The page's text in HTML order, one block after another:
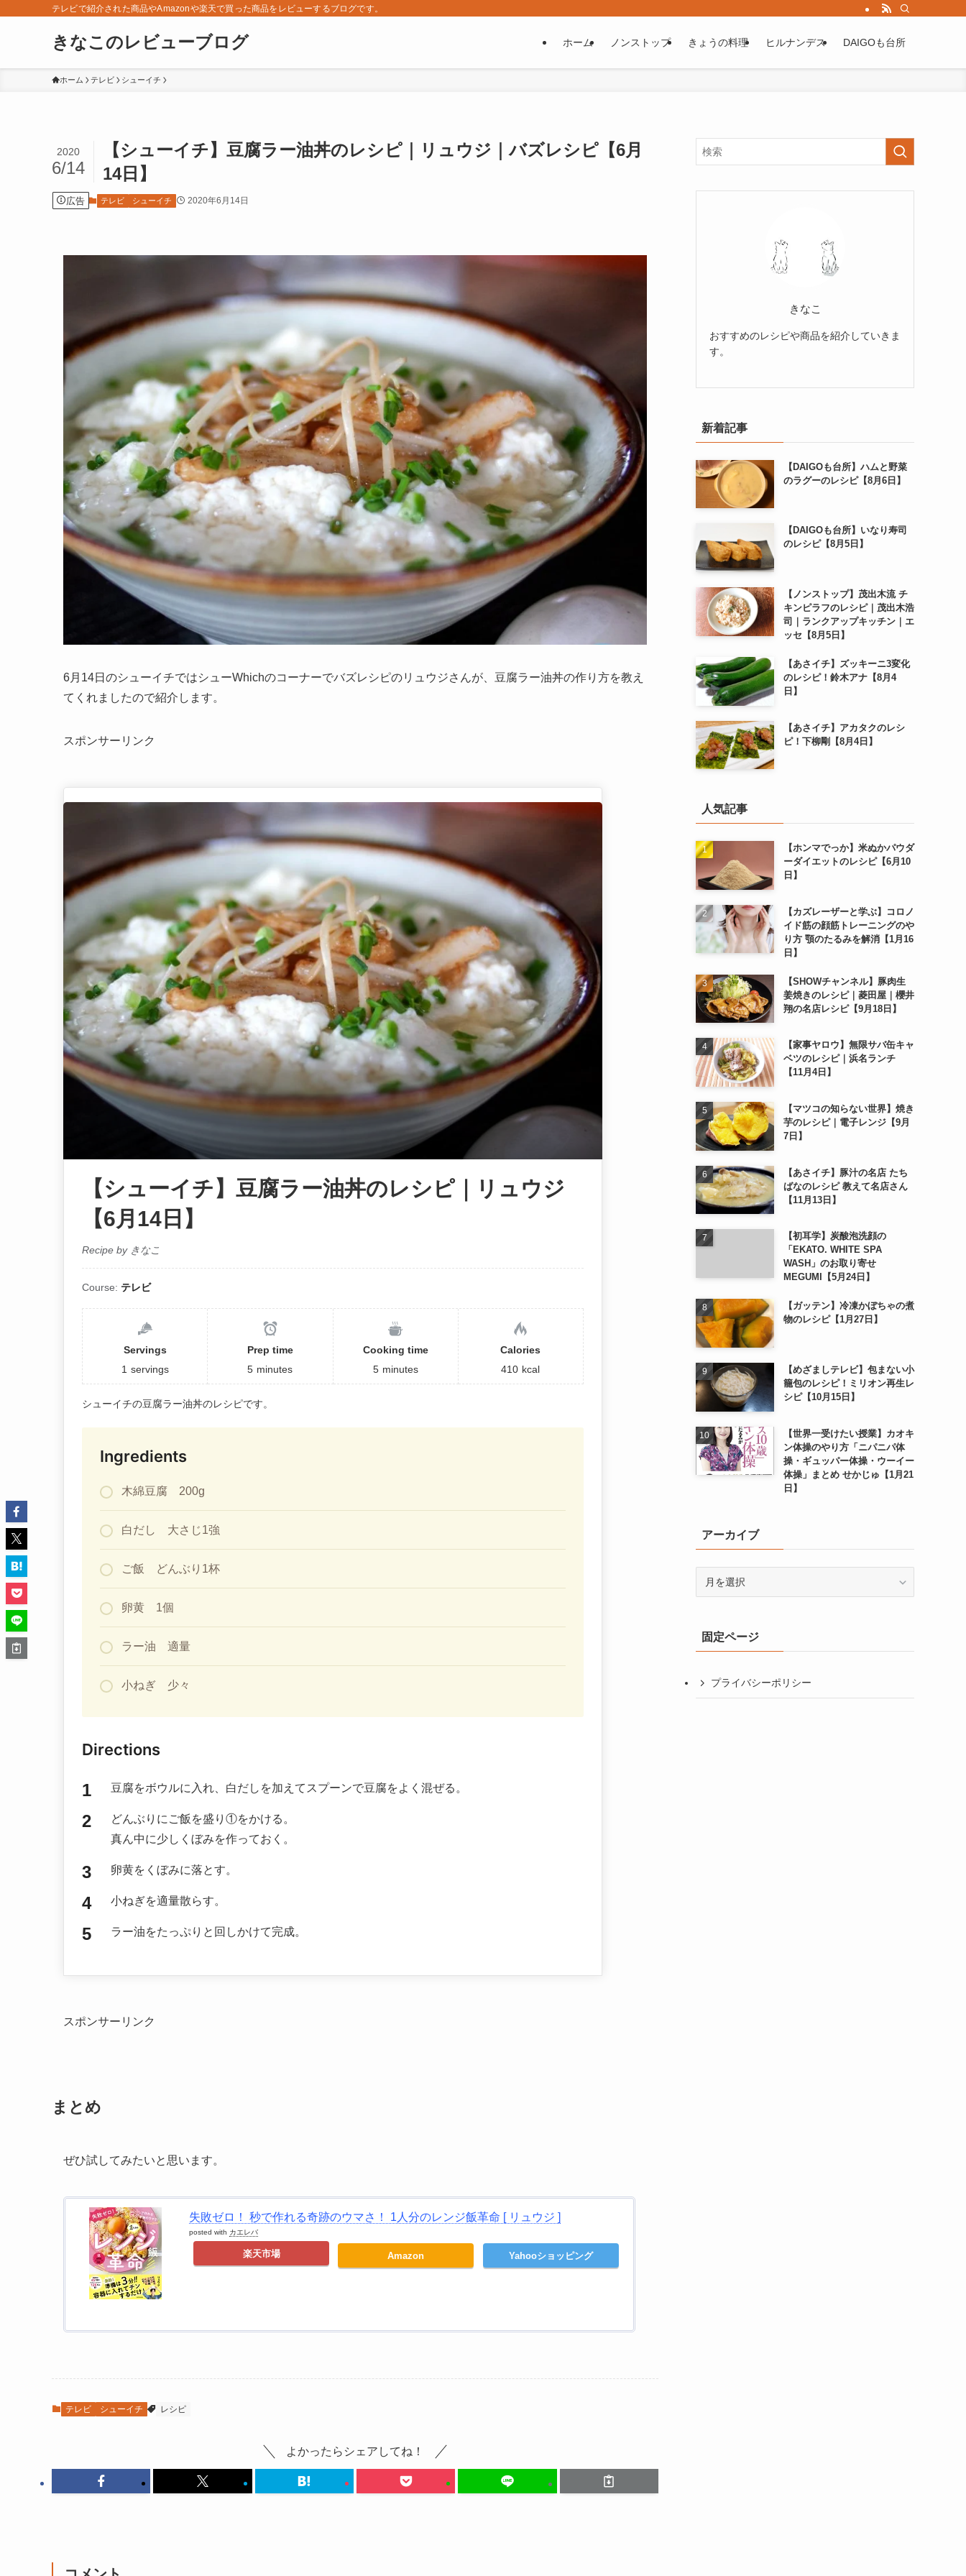
テレビで紹介された商品やAmazonや楽天で買った商品をレビューするブログです。
きなこのレビューブログ ホーム ノンストップ きょうの料理 ヒルナンデス DAIGOも台所
ホーム テレビ シューイチ
【シューイチ】豆腐ラー油丼のレシピ｜リュウジ｜バズレシピ【6月
14日】
2020
6/14
広告 テレビ シューイチ 2020年6月14日
6月14日のシューイチではシューWhichのコーナーでバズレシピのリュウジさんが、豆腐ラー油丼の作り方を教え
てくれましたので紹介します。
スポンサーリンク
【シューイチ】豆腐ラー油丼のレシピ｜リュウジ
【6月14日】
Recipe by きなこ
Course: テレビ
Servings
1 servings
Prep time
5 minutes
Cooking time
5 minutes
Calories
410 kcal
シューイチの豆腐ラー油丼のレシピです。
Ingredients
木綿豆腐 200g
白だし 大さじ1強
ご飯 どんぶり1杯
卵黄 1個
ラー油 適量
小ねぎ 少々
Directions
豆腐をボウルに入れ、白だしを加えてスプーンで豆腐をよく混ぜる。
どんぶりにご飯を盛り①をかける。
真ん中に少しくぼみを作っておく。
卵黄をくぼみに落とす。
小ねぎを適量散らす。
ラー油をたっぷりと回しかけて完成。
スポンサーリンク
まとめ
ぜひ試してみたいと思います。
失敗ゼロ！ 秒で作れる奇跡のウマさ！ 1人分のレンジ飯革命 [ リュウジ ]
posted with カエレバ
楽天市場 Amazon Yahooショッピング
テレビ シューイチ レシピ
よかったらシェアしてね！
きなこ
おすすめのレシピや商品を紹介していきま
す。
新着記事
【DAIGOも台所】ハムと野菜
のラグーのレシピ【8月6日】
【DAIGOも台所】いなり寿司
のレシピ【8月5日】
【ノンストップ】茂出木流 チ
キンピラフのレシピ｜茂出木浩
司｜ランクアップキッチン｜エ
ッセ【8月5日】
【あさイチ】ズッキーニ3変化
のレシピ！鈴木アナ【8月4
日】
【あさイチ】アカタクのレシ
ピ！下柳剛【8月4日】
人気記事
【ホンマでっか】米ぬかパウダ
ーダイエットのレシピ【6月10
日】
【カズレーザーと学ぶ】コロノ
イド筋の顔筋トレーニングのや
り方 顎のたるみを解消【1月16
日】
【SHOWチャンネル】豚肉生
姜焼きのレシピ｜菱田屋｜櫻井
翔の名店レシピ【9月18日】
【家事ヤロウ】無限サバ缶キャ
ベツのレシピ｜浜名ランチ
【11月4日】
【マツコの知らない世界】焼き
芋のレシピ｜電子レンジ【9月
7日】
【あさイチ】豚汁の名店 たち
ばなのレシピ 教えて名店さん
【11月13日】
【初耳学】炭酸泡洗顔の
「EKATO. WHITE SPA
WASH」のお取り寄せ
MEGUMI【5月24日】
【ガッテン】冷凍かぼちゃの煮
物のレシピ【1月27日】
【めざましテレビ】包まない小
籠包のレシピ！ミリオン再生レ
シピ【10月15日】
【世界一受けたい授業】カオキ
ン体操のやり方「ニパニパ体
操・ギュッパー体操・ウーイー
体操」まとめ せかじゅ【1月21
日】
アーカイブ
ブ固定ページ
プライバシーポリシー